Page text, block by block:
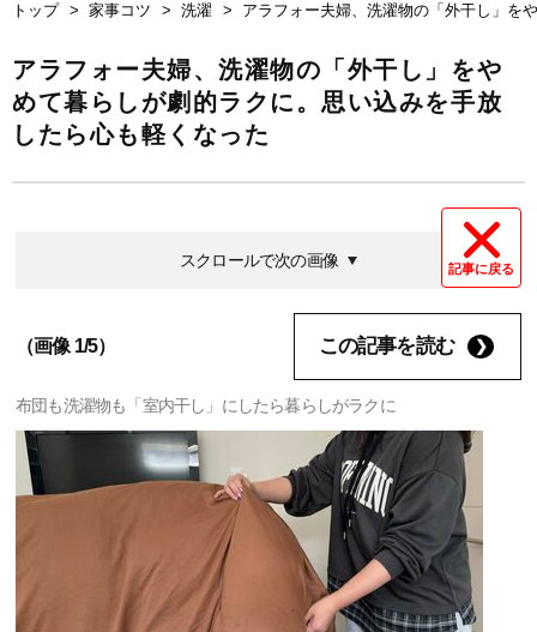
トップ 家事コツ 洗濯 アラフォー夫婦、洗濯物の「外干し」を
アラフォー夫婦、洗濯物の「外干し」をや
めて暮らしが劇的ラクに。思い込みを手放
したら心も軽くなった
記事に戻る
スクロールで次の画像
（画像 1/5） この記事を読む
布団も洗濯物も「室内干し」にしたら暮らしがラクに